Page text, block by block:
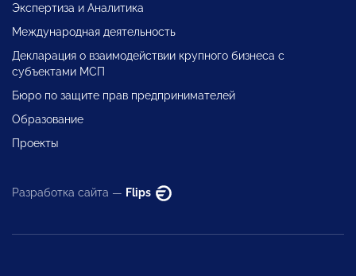
Экспертиза и Аналитика
Международная деятельность
Декларация о взаимодействии крупного бизнеса с
субъектами МСП
Бюро по защите прав предпринимателей
Образование
Проекты
Разработка сайта — Flips